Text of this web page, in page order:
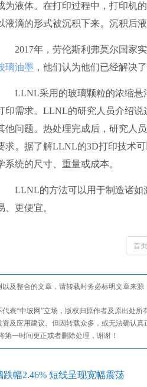
为液体。在打印过程中，打印机
液滴的形式被沉积下来。沉积后
2017年，劳伦斯利弗莫尔国家实
璃油墨 ，他们认为他们已经解决
LLNL采用的玻璃颗粒的浓缩悬
印需求。LLNL的研究人员介绍说
他问题。热处理完成后，研究人
求。据了解LLNL的3D打印技术
系统的尺寸、重量或成本。
LLNL的方法可以用于制造诸如
、更便宜。
首页
以及整合的文章，请转载时务必标明文章来源
代表“中玻网”立场，版权归原作者及原出处
资及应用建议。但因转载众多，或无法确认
第一时间更正或者删除处理，谢谢！
跌幅2.46% 短线呈现宽幅震荡